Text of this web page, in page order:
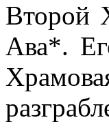
Второй
Ава*.